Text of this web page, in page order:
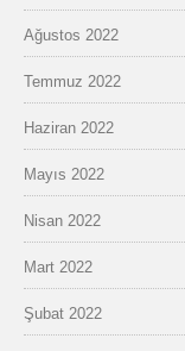
Ağustos 2022
Temmuz 2022
Haziran 2022
Mayıs 2022
Nisan 2022
Mart 2022
Şubat 2022